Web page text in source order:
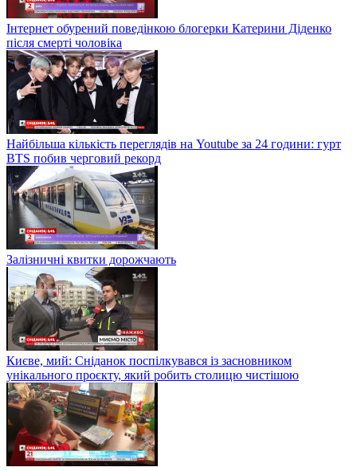
Інтернет обурений поведінкою блогерки Катерини Діденко
після смерті чоловіка
Найбільша кількість переглядів на Youtube за 24 години: гурт
BTS побив черговий рекорд
Залізничні квитки дорожчають
Києве, мий: Сніданок поспілкувався із засновником
унікального проєкту, який робить столицю чистішою